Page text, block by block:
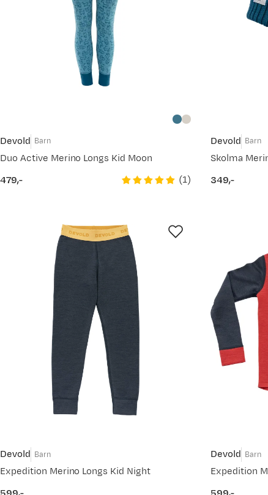
Devold Barn
Duo Active Merino Longs Kid Moon
price
479,- (1)
Devold Barn
Skolma
price
349,-
Devold Barn
Expedition Merino Longs Kid Night
Devold Barn
Expedition